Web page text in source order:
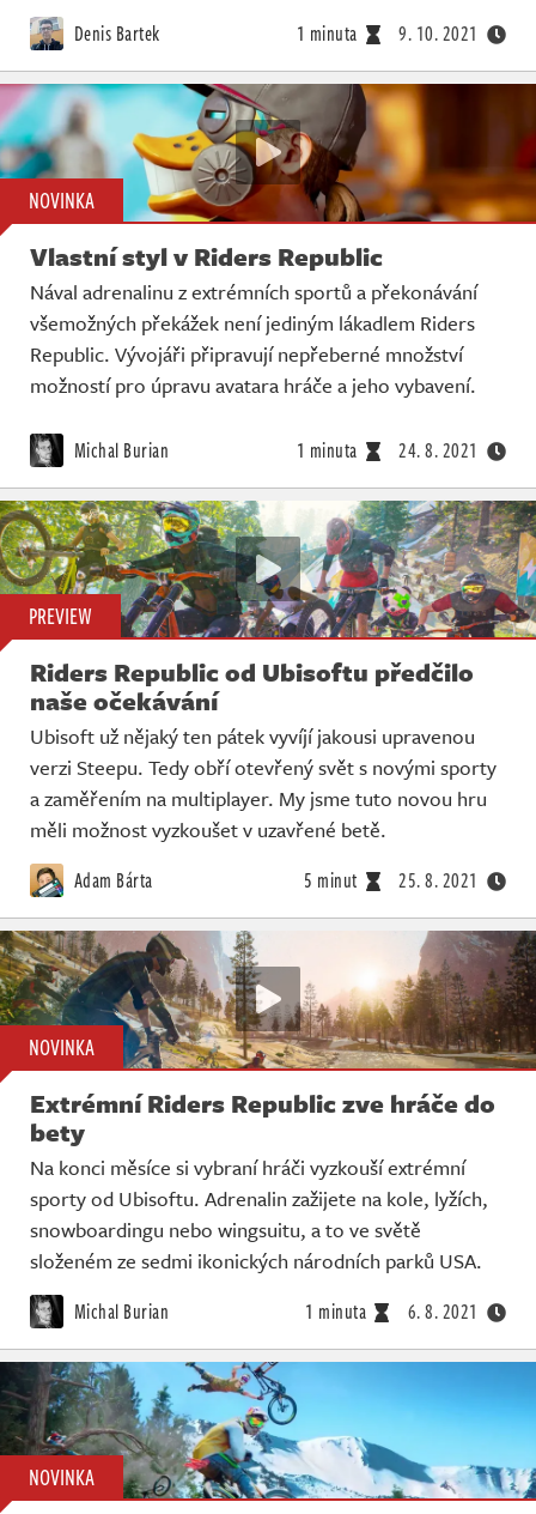
Denis Bartek 1 minuta 9. 10. 2021
NOVINKA
Vlastní styl v Riders Republic
Nával adrenalinu z extrémních sportů a překonávání
všemožných překážek není jediným lákadlem Riders
Republic. Vývojáři připravují nepřeberné množství
možností pro úpravu avatara hráče a jeho vybavení.
Michal Burian 1 minuta 24. 8. 2021
PREVIEW
Riders Republic od Ubisoftu předčilo
naše očekávání
Ubisoft už nějaký ten pátek vyvíjí jakousi upravenou
verzi Steepu. Tedy obří otevřený svět s novými sporty
a zaměřením na multiplayer. My jsme tuto novou hru
měli možnost vyzkoušet v uzavřené betě.
Adam Bárta 5 minut 25. 8. 2021
NOVINKA
Extrémní Riders Republic zve hráče do
bety
Na konci měsíce si vybraní hráči vyzkouší extrémní
sporty od Ubisoftu. Adrenalin zažijete na kole, lyžích,
snowboardingu nebo wingsuitu, a to ve světě
složeném ze sedmi ikonických národních parků USA.
Michal Burian 1 minuta 6. 8. 2021
NOVINKA